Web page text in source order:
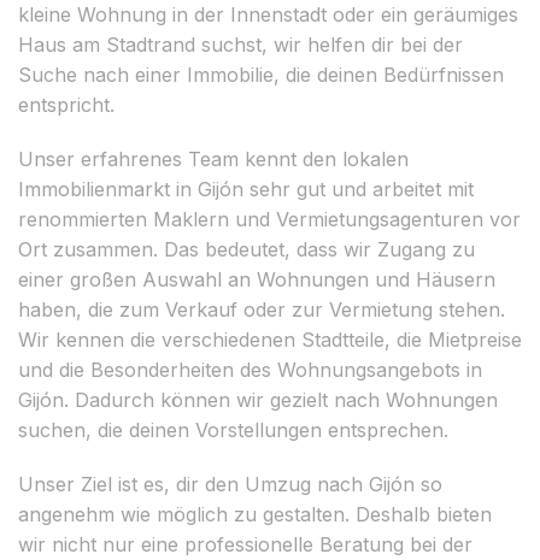
kleine Wohnung in der Innenstadt oder ein geräumiges
Haus am Stadtrand suchst, wir helfen dir bei der
Suche nach einer Immobilie, die deinen Bedürfnissen
entspricht.
Unser erfahrenes Team kennt den lokalen
Immobilienmarkt in Gijón sehr gut und arbeitet mit
renommierten Maklern und Vermietungsagenturen vor
Ort zusammen. Das bedeutet, dass wir Zugang zu
einer großen Auswahl an Wohnungen und Häusern
haben, die zum Verkauf oder zur Vermietung stehen.
Wir kennen die verschiedenen Stadtteile, die Mietpreise
und die Besonderheiten des Wohnungsangebots in
Gijón. Dadurch können wir gezielt nach Wohnungen
suchen, die deinen Vorstellungen entsprechen.
Unser Ziel ist es, dir den Umzug nach Gijón so
angenehm wie möglich zu gestalten. Deshalb bieten
wir nicht nur eine professionelle Beratung bei der